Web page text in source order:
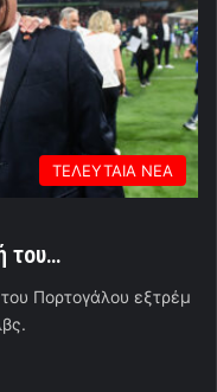
ΤΕΛΕΥΤΑΙΑ ΝΕΑ
του…
Πορτογάλου εξτρέμ